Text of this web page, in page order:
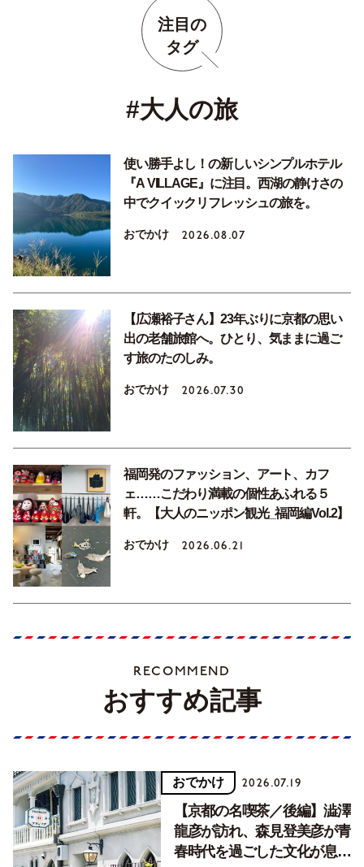
注目の
タグ
#大人の旅
使い勝手よし！の新しいシンプルホテル
『A VILLAGE』に注目。西湖の静けさの
中でクイックリフレッシュの旅を。
おでかけ 2026.08.07
【広瀬裕子さん】23年ぶりに京都の思い
出の老舗旅館へ。ひとり、気ままに過ご
す旅のたのしみ。
おでかけ 2026.07.30
福岡発のファッション、アート、カフ
ェ……こだわり満載の個性あふれる５
軒。【大人のニッポン観光_福岡編Vol.2】
おでかけ 2026.06.21
RECOMMEND
おすすめ記事
おでかけ 2026.07.19
【京都の名喫茶／後編】澁澤
龍彦が訪れ、森見登美彦が青
春時代を過ごした文化が息づ